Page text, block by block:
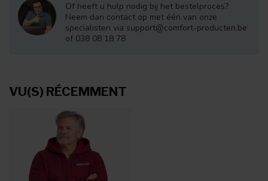
Of heeft u hulp nodig bij het bestelproces?
Neem dan contact op met één van onze
specialisten via support@comfort-producten.be
of 038 08 18 78
VU(S) RÉCEMMENT